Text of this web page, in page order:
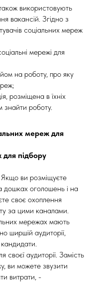
використовують
вакансій. Згідно з
соціальних мереж
мережі для
на роботу, про яку
розміщена в їхніх
знайти роботу.
мереж для
підбору
Якщо ви розміщуєте
дошках оголошень і на
своє охоплення
за цими каналами.
мережах мають
ширшій аудиторії,
своєї аудиторії. Замість
ви можете звузити
витрати, -